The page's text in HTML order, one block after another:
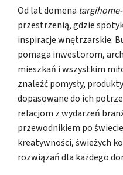
Od lat domena
przestrzenią, gdzie
inspiracje wnętrzarskie.
pomaga inwestorom,
mieszkań i wszystkim
znaleźć pomysły,
dopasowane do ich
relacjom z wydarzeń
przewodnikiem po
kreatywności, świeżych
rozwiązań dla każdego